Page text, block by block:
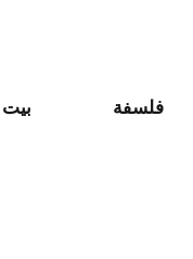
بيت فلسفة